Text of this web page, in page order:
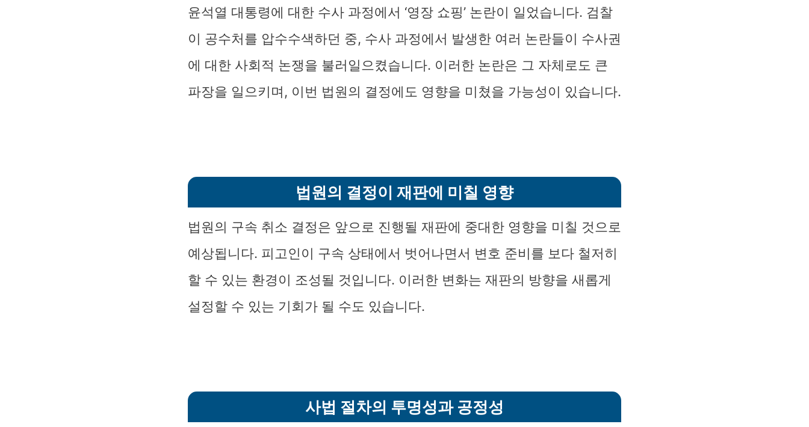
윤석열 대통령에 대한 수사 과정에서 ‘영장 쇼핑’ 논란이 일었습니다. 검찰
이 공수처를 압수수색하던 중, 수사 과정에서 발생한 여러 논란들이 수사권
에 대한 사회적 논쟁을 불러일으켰습니다. 이러한 논란은 그 자체로도 큰
파장을 일으키며, 이번 법원의 결정에도 영향을 미쳤을 가능성이 있습니다.
법원의 결정이 재판에 미칠 영향
법원의 구속 취소 결정은 앞으로 진행될 재판에 중대한 영향을 미칠 것으로
예상됩니다. 피고인이 구속 상태에서 벗어나면서 변호 준비를 보다 철저히
할 수 있는 환경이 조성될 것입니다. 이러한 변화는 재판의 방향을 새롭게
설정할 수 있는 기회가 될 수도 있습니다.
사법 절차의 투명성과 공정성